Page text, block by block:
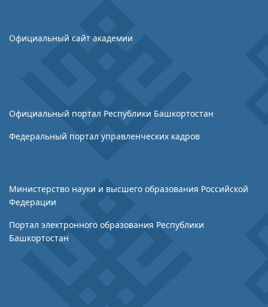
Официальный сайт академии
Официальный портал Республики Башкортостан
Федеральный портал управленческих кадров
Министерство науки и высшего образования Российской
Федерации
Портал электронного образования Республики
Башкортостан